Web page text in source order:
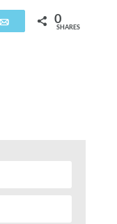
Email 0
SHARES